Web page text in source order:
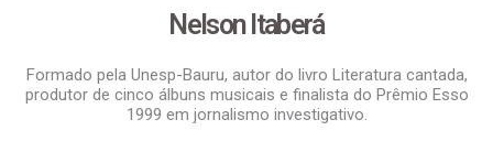
Nelson Itaberá
Formado pela Unesp-Bauru, autor do livro Literatura cantada,
produtor de cinco álbuns musicais e finalista do Prêmio Esso
1999 em jornalismo investigativo.